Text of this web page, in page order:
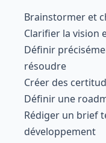
Brainstormer et
Clarifier la vision
Définir
résoudre
Créer des
Définir une
Rédiger un brief
développement